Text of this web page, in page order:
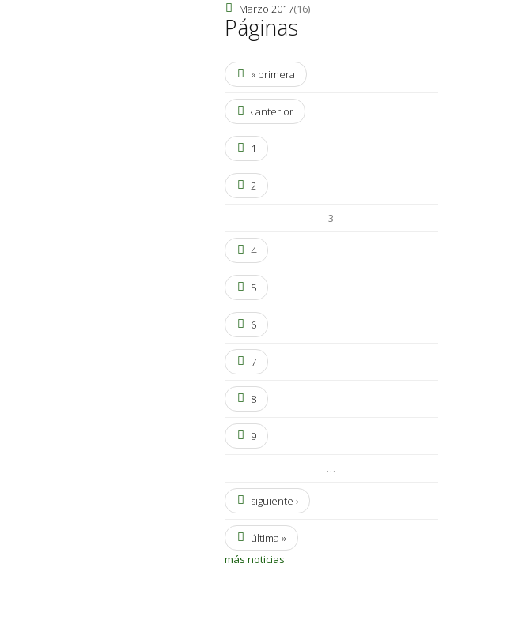
Marzo 2017(16)
Páginas
« primera
‹ anterior
1
2
3
4
5
6
7
8
9
…
siguiente ›
última »
más noticias